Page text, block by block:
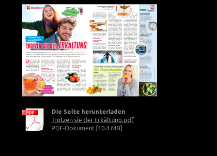
Die Seite herunterladen
Trotzen sie der Erkältung.pdf
PDF-Dokument [10.4 MB]